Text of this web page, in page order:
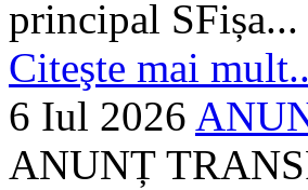
principal SFișa...
Citeşte mai
6 Iul 2026
ANUNȚ